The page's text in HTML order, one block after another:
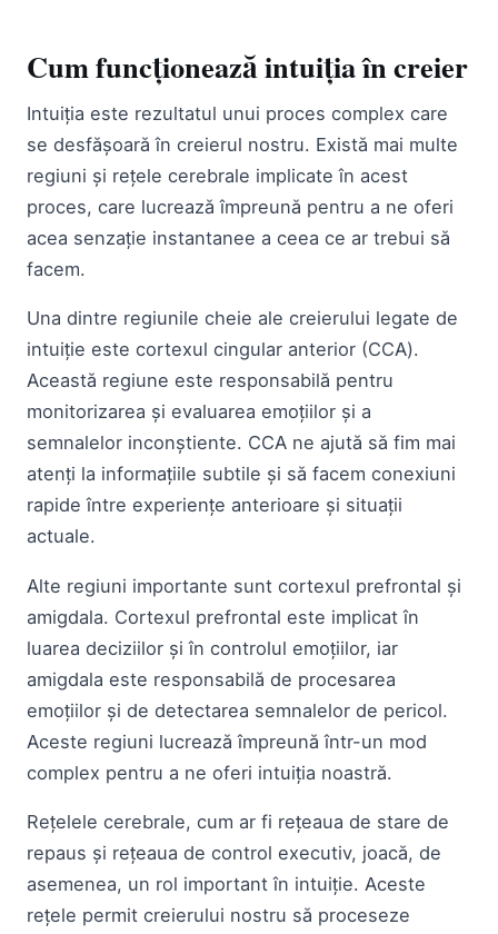
Cum funcționează intuiția în creier
Intuiția este rezultatul unui proces complex care
se desfășoară în creierul nostru. Există mai multe
regiuni și rețele cerebrale implicate în acest
proces, care lucrează împreună pentru a ne oferi
acea senzație instantanee a ceea ce ar trebui să
facem.
Una dintre regiunile cheie ale creierului legate de
intuiție este cortexul cingular anterior (CCA).
Această regiune este responsabilă pentru
monitorizarea și evaluarea emoțiilor și a
semnalelor inconștiente. CCA ne ajută să fim mai
atenți la informațiile subtile și să facem conexiuni
rapide între experiențe anterioare și situații
actuale.
Alte regiuni importante sunt cortexul prefrontal și
amigdala. Cortexul prefrontal este implicat în
luarea deciziilor și în controlul emoțiilor, iar
amigdala este responsabilă de procesarea
emoțiilor și de detectarea semnalelor de pericol.
Aceste regiuni lucrează împreună într-un mod
complex pentru a ne oferi intuiția noastră.
Rețelele cerebrale, cum ar fi rețeaua de stare de
repaus și rețeaua de control executiv, joacă, de
asemenea, un rol important în intuiție. Aceste
rețele permit creierului nostru să proceseze